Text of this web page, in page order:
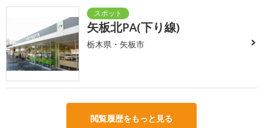
矢板北PA(下り線)
栃木県・矢板市
閲覧履歴をもっと見る